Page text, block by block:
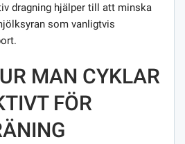
dragning hjälper till att minska
som vanligtvis
MAN CYKLAR
FÖR